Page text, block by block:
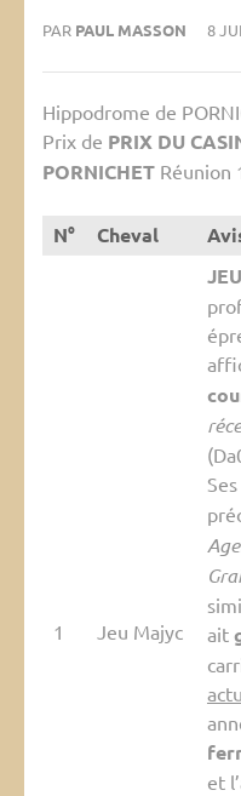
PAR PAUL MASSON 8
Hippodrome de
Prix de PRIX DU
PORNICHET Réunion
N° Cheval
1 Jeu Majyc
Ses
ait
et